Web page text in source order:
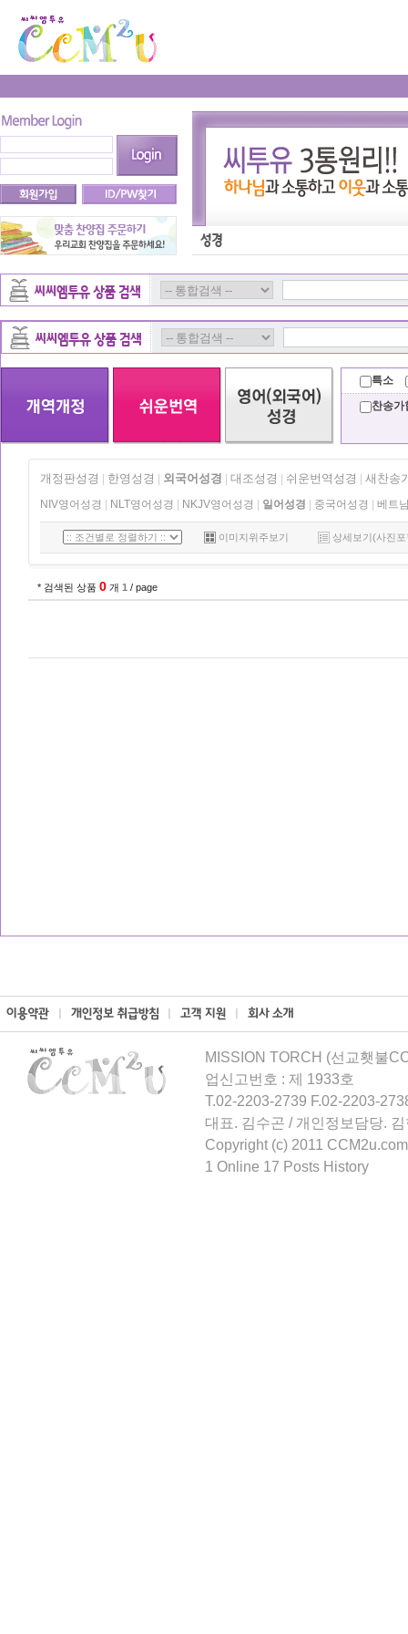
특소
찬송가
개정판성경 한영성경 외국어성경 대조성경 쉬운번역성경 새찬송
NIV영어성경 NLT영어성경 NKJV영어성경 일어성경 중국어성경 베트
이미지위주보기 상세보기(사진
* 검색된 상품 0 개 1 / page
MISSION TORCH (선교횃불
업신고번호 : 제 1933호
T.02-2203-2739 F.02-2203-
대표. 김수곤 / 개인정보담당.
Copyright (c) 2011
1 Online 17 Posts History